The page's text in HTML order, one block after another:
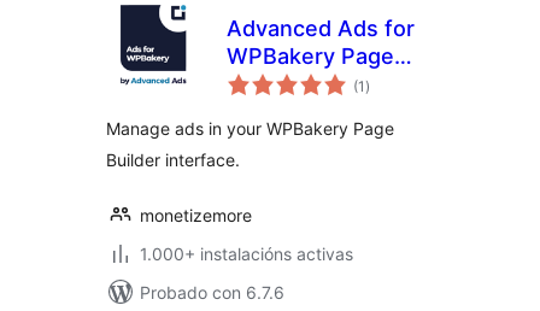
Advanced Ads for
WPBakery Page
Builder
(1 valoracións
totais
)
Manage ads in your WPBakery Page
Builder interface.
monetizemore
1.000+ instalacións activas
Probado con 6.7.6